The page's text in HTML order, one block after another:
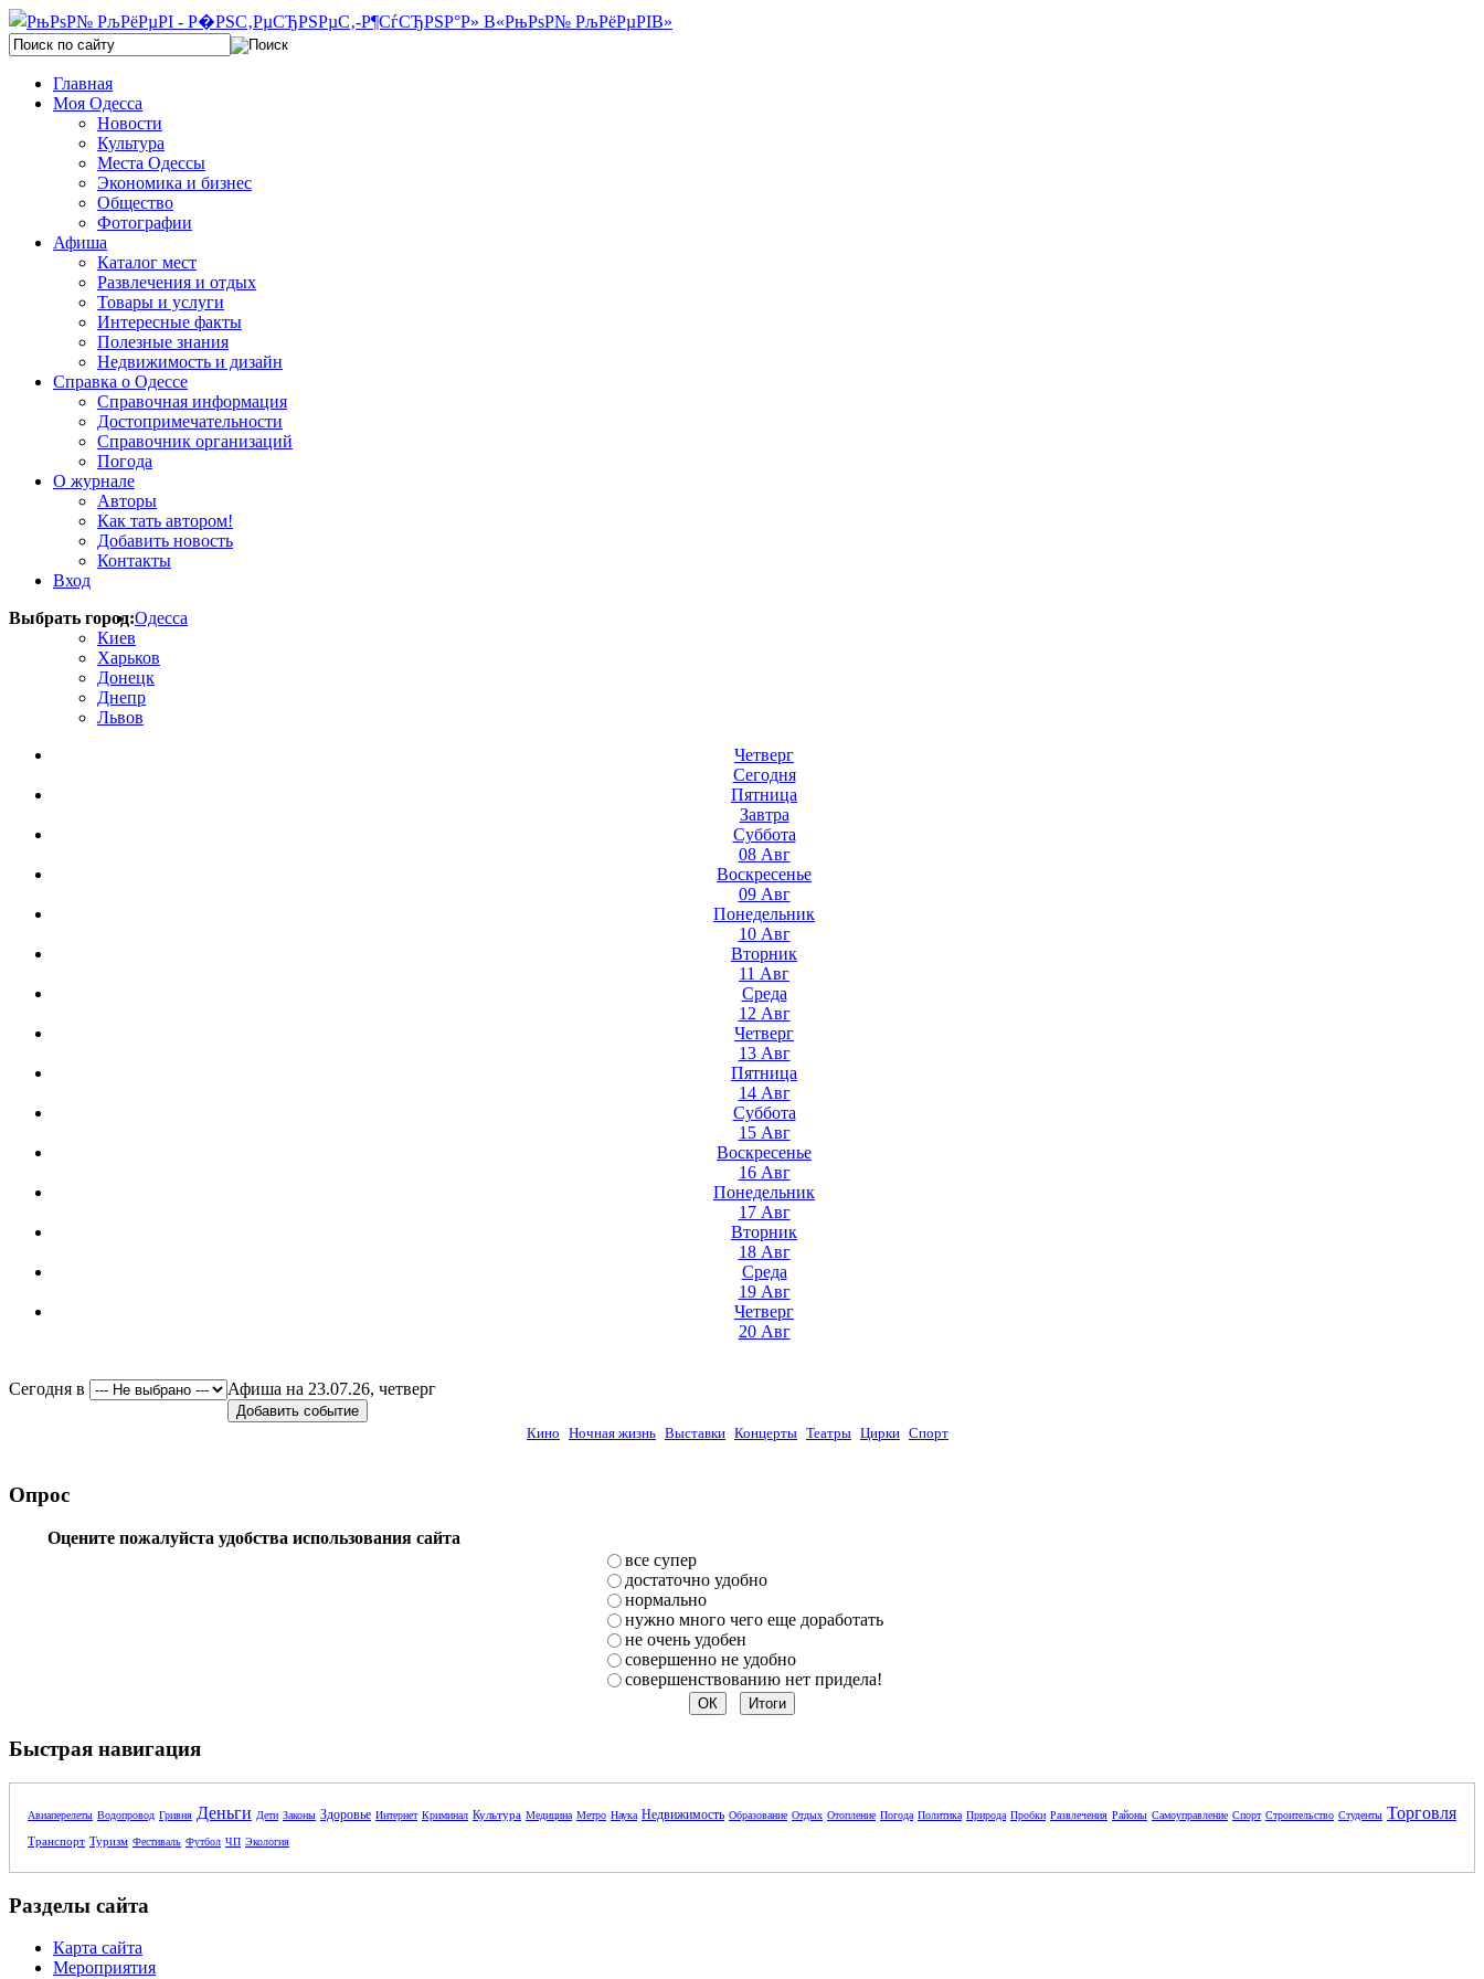
Главная
Моя Одесса
Новости
Культура
Места Одессы
Экономика и бизнес
Общество
Фотографии
Афиша
Каталог мест
Развлечения и отдых
Товары и услуги
Интересные факты
Полезные знания
Недвижимость и дизайн
Справка о Одессе
Справочная информация
Достопримечательности
Справочник организаций
Погода
О журнале
Авторы
Как тать автором!
Добавить новость
Контакты
Вход
Выбрать город:Одесса
Киев
Харьков
Донецк
Днепр
Львов
Четверг
Сегодня
Пятница
Завтра
Суббота
08 Авг
Воскресенье
09 Авг
Понедельник
10 Авг
Вторник
11 Авг
Среда
12 Авг
Четверг
13 Авг
Пятница
14 Авг
Суббота
15 Авг
Воскресенье
16 Авг
Понедельник
17 Авг
Вторник
18 Авг
Среда
19 Авг
Четверг
20 Авг
Сегодня в Афиша на 23.07.26, четверг
Добавить событие
Кино Ночная жизнь Выставки Концерты Театры Цирки Спорт
Опрос
Оцените пожалуйста удобства использования сайта
все супер
достаточно удобно
нормально
нужно много чего еще доработать
не очень удобен
совершенно не удобно
совершенствованию нет придела!
Быстрая навигация
Авиаперелеты Водопровод Гривня Деньги Дети Законы Здоровье Интернет Криминал Культура Медицина Метро Наука Недвижимость Образование Отдых Отопление Погода Политика Природа Пробки Развлечения Районы Самоуправление Спорт Строительство Студенты Торговля
Транспорт Туризм Фестиваль Футбол ЧП Экология
Разделы сайта
Карта сайта
Мероприятия